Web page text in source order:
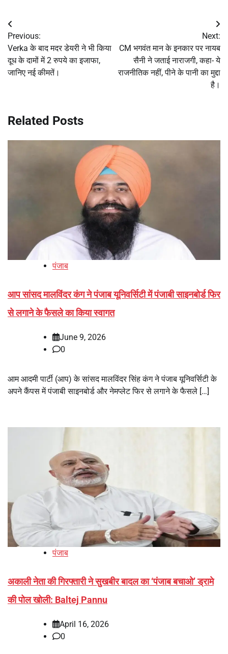
Post
navigation
Previous:
Verka के बाद मदर डेयरी ने भी किया
दूध के दामों में 2 रुपये का इजाफा,
जानिए नई कीमतें।
Next:
CM भगवंत मान के इनकार पर नायब
सैनी ने जताई नाराजगी, कहा- ये
राजनीतिक नहीं, पीने के पानी का मुद्दा
है।
Related Posts
पंजाब
आप सांसद मालविंदर कंग ने पंजाब यूनिवर्सिटी में पंजाबी साइनबोर्ड फिर
से लगाने के फैसले का किया स्वागत
June 9, 2026
0
आम आदमी पार्टी (आप) के सांसद मालविंदर सिंह कंग ने पंजाब यूनिवर्सिटी के
अपने कैंपस में पंजाबी साइनबोर्ड और नेमप्लेट फिर से लगाने के फैसले […]
पंजाब
अकाली नेता की गिरफ्तारी ने सुखबीर बादल का ‘पंजाब बचाओ’ ड्रामे
की पोल खोली: Baltej Pannu
April 16, 2026
0